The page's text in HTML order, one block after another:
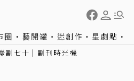
圈 藝開罐 迷創作 星劇點
副七十 副刊時光機